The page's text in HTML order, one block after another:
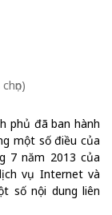
phủ đã ban hành
một số điều của
7 năm 2013 của
vụ Internet và
số nội dung liên